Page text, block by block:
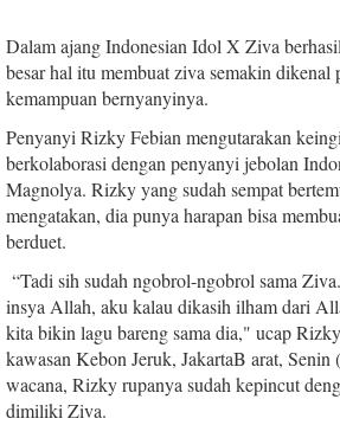
Dalam ajang Indonesian Idol X Ziva
besar hal itu membuat ziva semakin dikenal
kemampuan bernyanyinya.
Penyanyi Rizky Febian mengutarakan
berkolaborasi dengan penyanyi jebolan
Magnolya. Rizky yang sudah sempat
mengatakan, dia punya harapan bisa
berduet.
“Tadi sih sudah ngobrol-ngobrol sama
insya Allah, aku kalau dikasih ilham dari
kita bikin lagu bareng sama dia," ucap
kawasan Kebon Jeruk, JakartaB arat, Senin
wacana, Rizky rupanya sudah kepincut
dimiliki Ziva.